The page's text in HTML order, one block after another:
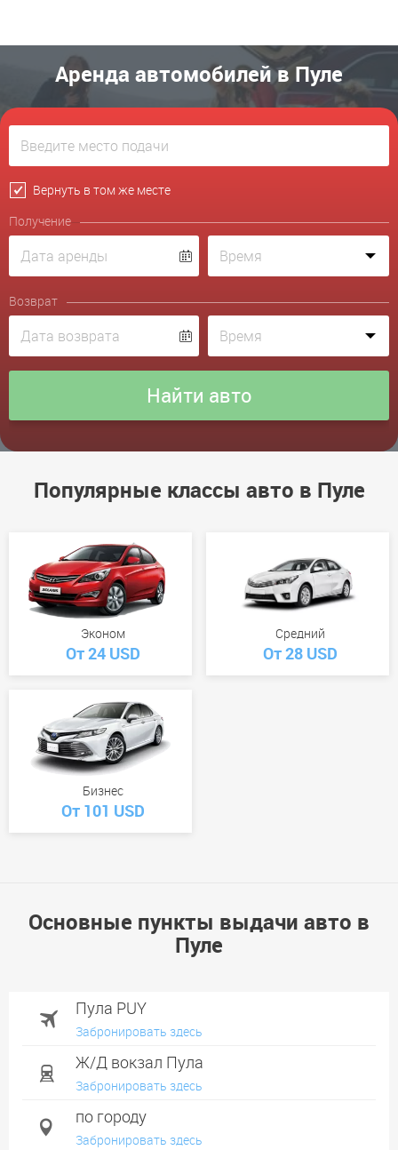
Аренда автомобилей в Пуле
Вернуть в том же месте
Получение
Возврат
Популярные классы авто в Пуле
Эконом
От 24 USD
Средний
От 28 USD
Бизнес
От 101 USD
Основные пункты выдачи авто в
Пуле
Пула PUY
Забронировать здесь
Ж/Д вокзал Пула
Забронировать здесь
по городу
Забронировать здесь